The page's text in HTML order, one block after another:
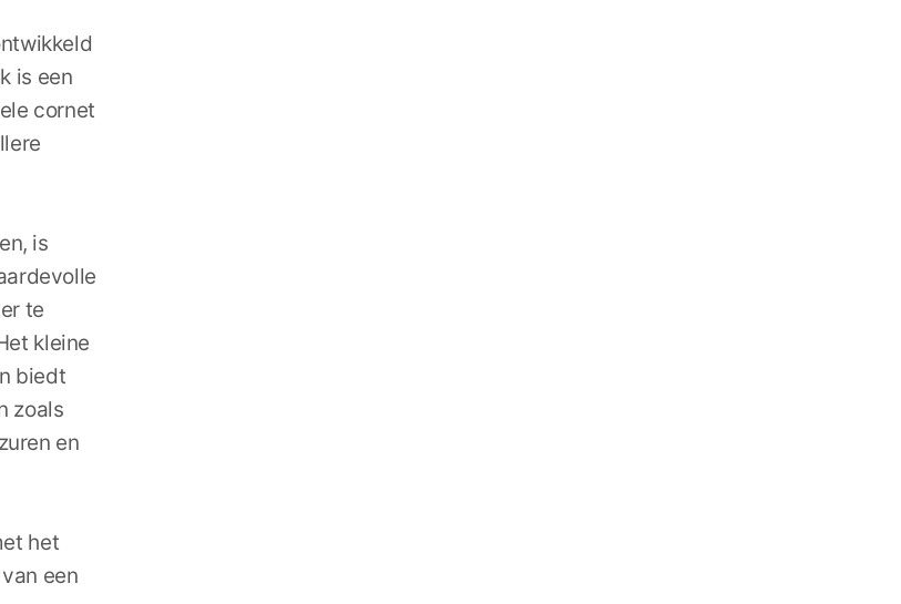
is een
cornet
is
te
kleine
biedt
zoals
en
het
een